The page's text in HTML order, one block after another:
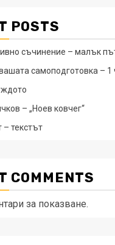
POSTS
съчинение – малък
самоподготовка – 1
– „Ноев ковчег“
– текстът
COMMENTS
за показване.